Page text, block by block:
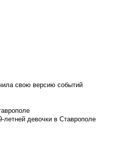
свою версию событий
девочки в Ставрополе